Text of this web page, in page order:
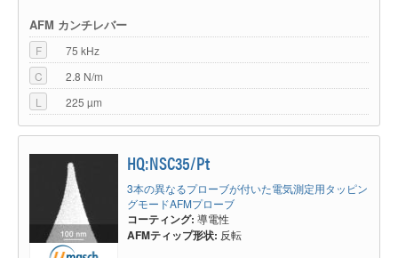
AFM カンチレバー
F
75 kHz
C
2.8 N/m
L
225 µm
HQ:NSC35/Pt
3本の異なるプローブが付いた電気測定用タッピン
グモードAFMプローブ
コーティング: 導電性
AFMティップ形状: 反転